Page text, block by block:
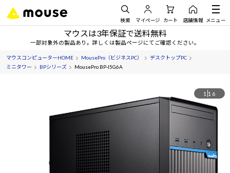
検索 マイページ カート 店舗情報 メニュー
マウスは3年保証で送料無料
一部対象外の製品あり。詳しくは製品ページにてご確認ください。
マウスコンピューターHOME MousePro（ビジネスPC）
デスクトップPC
ミニタワー
BPシリーズ MousePro BP-I5G6A
1 16